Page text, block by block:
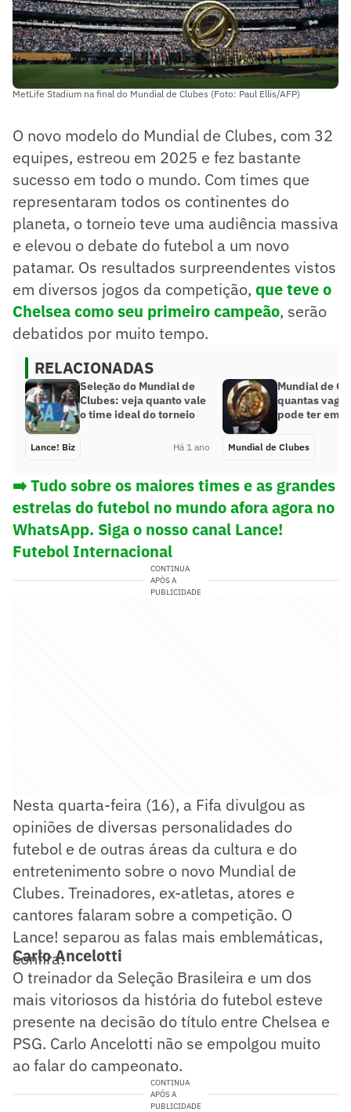
MetLife Stadium na final do Mundial de Clubes (Foto: Paul Ellis/AFP)
O novo modelo do Mundial de Clubes, com 32
equipes, estreou em 2025 e fez bastante
sucesso em todo o mundo. Com times que
representaram todos os continentes do
planeta, o torneio teve uma audiência massiva
e elevou o debate do futebol a um novo
patamar. Os resultados surpreendentes vistos
em diversos jogos da competição, que teve o
Chelsea como seu primeiro campeão, serão
debatidos por muito tempo.
RELACIONADAS
Seleção do Mundial de
Clubes: veja quanto vale
o time ideal do torneio
Lance! Biz Há 1 ano
Mundial de
quantas
pode ter em
Mundial de Clubes
➡️ Tudo sobre os maiores times e as grandes
estrelas do futebol no mundo afora agora no
WhatsApp. Siga o nosso canal Lance!
Futebol Internacional
CONTINUA
APÓS A
PUBLICIDADE
Nesta quarta-feira (16), a Fifa divulgou as
opiniões de diversas personalidades do
futebol e de outras áreas da cultura e do
entretenimento sobre o novo Mundial de
Clubes. Treinadores, ex-atletas, atores e
cantores falaram sobre a competição. O
Lance! separou as falas mais emblemáticas,
confira:
Carlo Ancelotti
O treinador da Seleção Brasileira e um dos
mais vitoriosos da história do futebol esteve
presente na decisão do título entre Chelsea e
PSG. Carlo Ancelotti não se empolgou muito
ao falar do campeonato.
CONTINUA
APÓS A
PUBLICIDADE